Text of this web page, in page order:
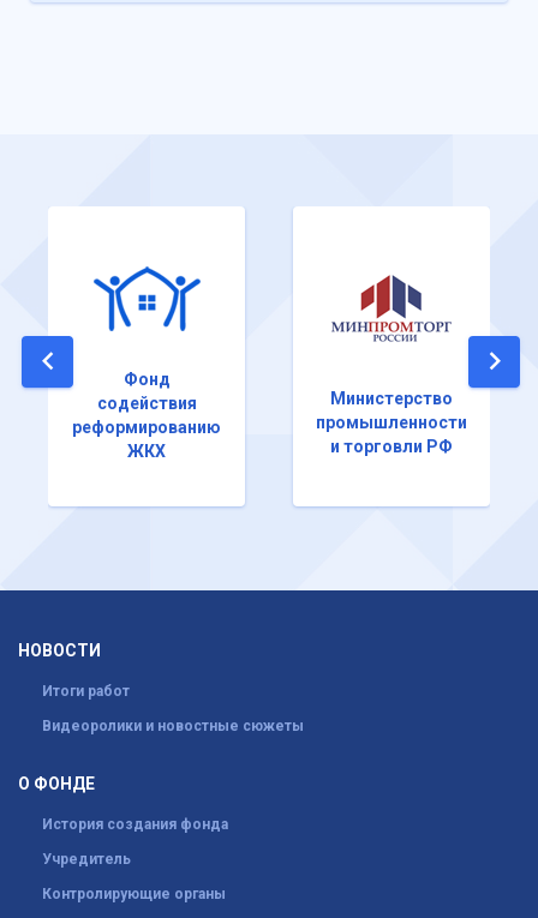
Фонд
содействия
реформированию
ЖКХ
Министерство
промышленности
и торговли РФ
НОВОСТИ
Итоги работ
Видеоролики и новостные сюжеты
О ФОНДЕ
История создания фонда
Учредитель
Контролирующие органы